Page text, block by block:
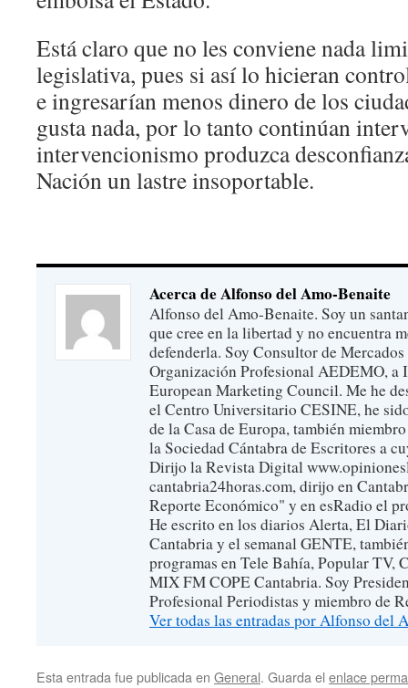
Está claro que no les conviene nada
legislativa, pues si así lo hicieran
e ingresarían menos dinero de los
gusta nada, por lo tanto continúan
intervencionismo produzca
Nación un lastre insoportable.
Acerca de Alfonso del Amo-Benaite
Alfonso del Amo-Benaite. Soy un
que cree en la libertad y no encuentra
defenderla. Soy Consultor de
Organización Profesional AEDEMO,
European Marketing Council. Me he
el Centro Universitario CESINE, he
de la Casa de Europa, también
la Sociedad Cántabra de Escritores a
Dirijo la Revista Digital
cantabria24horas.com, dirijo en
Reporte Económico" y en esRadio el
He escrito en los diarios Alerta, El
Cantabria y el semanal GENTE,
programas en Tele Bahía, Popular TV,
MIX FM COPE Cantabria. Soy
Profesional Periodistas y miembro de
Ver todas las entradas por Alfonso del
Esta entrada fue publicada en General. Guarda el enlace